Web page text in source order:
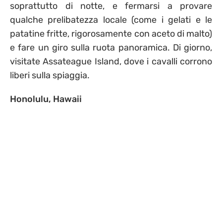
soprattutto di notte, e fermarsi a provare
qualche prelibatezza locale (come i gelati e le
patatine fritte, rigorosamente con aceto di malto)
e fare un giro sulla ruota panoramica. Di giorno,
visitate Assateague Island, dove i cavalli corrono
liberi sulla spiaggia.
Honolulu, Hawaii